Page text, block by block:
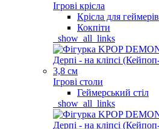
Ігрові крісла
Крісла для геймерів
Кокпіти
_show_all_links
Ігрові столи
Геймерський стіл
_show_all_links